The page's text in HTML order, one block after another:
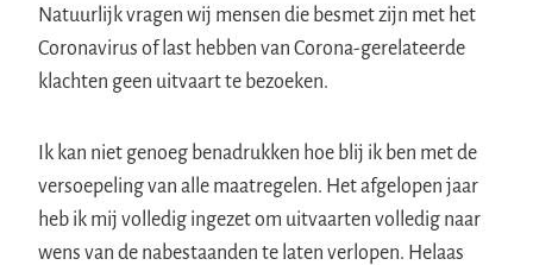
Natuurlijk vragen wij mensen die besmet zijn met het
Coronavirus of last hebben van Corona-gerelateerde
klachten geen uitvaart te bezoeken.
Ik kan niet genoeg benadrukken hoe blij ik ben met de
versoepeling van alle maatregelen. Het afgelopen jaar
heb ik mij volledig ingezet om uitvaarten volledig naar
wens van de nabestaanden te laten verlopen. Helaas